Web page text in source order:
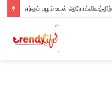
எந்தப் பழம் உடல்